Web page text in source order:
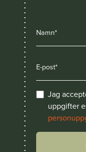
Jag
uppgifter